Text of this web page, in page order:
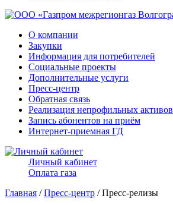
О компании
Закупки
Информация для потребителей
Социальные проекты
Дополнительные услуги
Пресс-центр
Обратная связь
Реализация непрофильных активов
Запись абонентов на приём
Интернет-приемная ГД
Личный кабинет
Оплата газа
Главная /Пресс-центр / Пресс-релизы